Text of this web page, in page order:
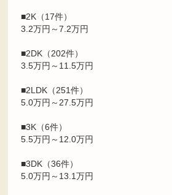
■2K（17件）
3.2万円～7.2万円
■2DK（202件）
3.5万円～11.5万円
■2LDK（251件）
5.0万円～27.5万円
■3K（6件）
5.5万円～12.0万円
■3DK（36件）
5.0万円～13.1万円